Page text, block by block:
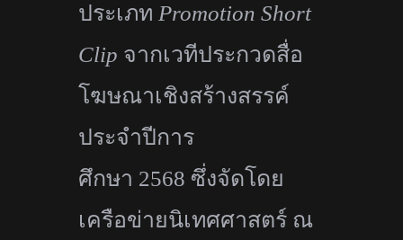
ประเภทPromotion Short
Clip จากเวทีประกวดสื่อ
โฆษณาเชิงสร้างสรรค์
ประจำปีการ
ศึกษา 2568 ซึ่งจัดโดย
เครือข่ายนิเทศศาสตร์ ณ